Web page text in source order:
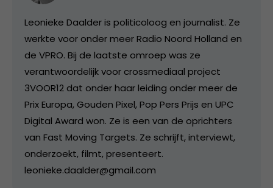
Leonieke Daalder is politicoloog en journalist. Ze
werkte voor onder meer Radio Noord Holland en
de VPRO. Bij de laatste omroep was ze
verantwoordelijk voor crossmediaal project
3VOOR12 dat onder haar leiding onder meer de
Prix Europa, Gouden Pixel, Pop Pers Prijs en UPC
Digital Award won. Ze is een van de oprichters
van Fast Moving Targets. Ze schrijft, interviewt,
onderzoekt, filmt, presenteert.
leonieke.daalder@gmail.com